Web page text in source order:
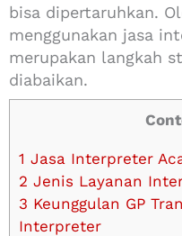
bisa dipertaruhkan.
menggunakan jasa
merupakan langkah
diabaikan.
1 Jasa Interpreter
2 Jenis Layanan
3 Keunggulan GP
Interpreter